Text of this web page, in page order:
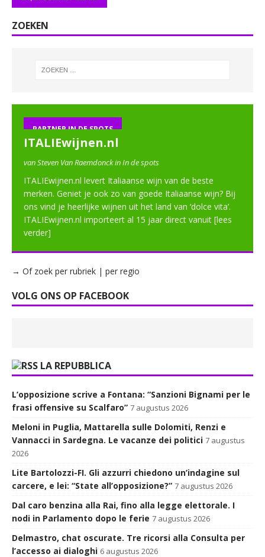
ZOEKEN
PARTNER IN DE SPOTS
ITALIEwijnen.nl
van Steven Van Raemdonck in In de spots
ITALIEwijnen.nl levert Italiaanse wijn van de beste
merken. Geniet je ook zo van goede Italiaanse wijn? Bij
ons vind je heerlijke wijnen uit het land van ‘dolce vita’.
ITALIEwijnen.nl importeert al 15 jaar direct vanuit [lees
verder]
→ Of zoek per rubriek | per regio
VOLG ONS OP FACEBOOK
LA REPUBBLICA
L’opposizione scrive a Fontana: “Sanzioni Bignami per le
frasi offensive su Scalfaro” 7 augustus 2026
Meloni in Puglia, Mattarella sulle Dolomiti, Renzi e
Vannacci in Sardegna. Le vacanze dei politici 7 augustus
2026
Lite Bartolozzi-FI. Gli azzurri chiedono un’indagine sul
carcere, e lei: “State all’opposizione?” 7 augustus 2026
Dal caro benzina alla Rai, fino alla legge elettorale. I
nodi in Parlamento dopo le ferie 7 augustus 2026
Delmastro, chat oscurate. Tre ricorsi alla Consulta per
l’accesso ai dialoghi 6 augustus 2026